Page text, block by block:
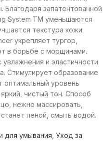
Благодаря запатентованной
System TM уменьшаются
текстура кожи.
укрепляет тургор,
в борьбе с морщинами.
и эластичности
Стимулирует образование
уровень
чистый тон. Способ
нежно массировать,
пеной, смыть водой.
для умывания Уход за